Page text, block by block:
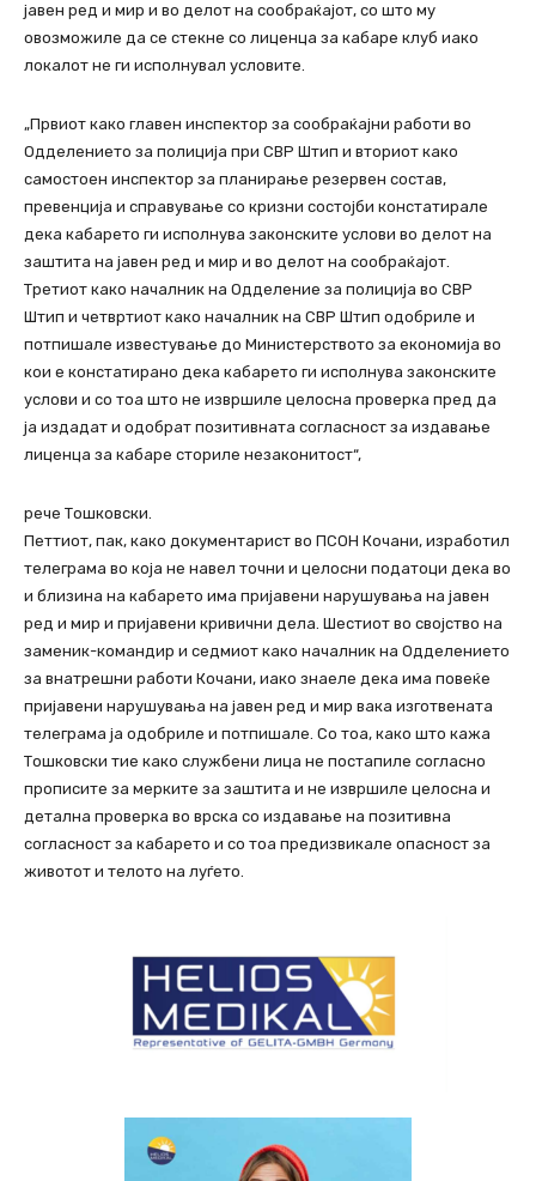
јавен ред и мир и во делот на сообраќајот, со што му
овозможиле да се стекне со лиценца за кабаре клуб иако
локалот не ги исполнувал условите.
„Првиот како главен инспектор за сообраќајни работи во
Одделението за полиција при СВР Штип и вториот како
самостоен инспектор за планирање резервен состав,
превенција и справување со кризни состојби констатирале
дека кабарето ги исполнува законските услови во делот на
заштита на јавен ред и мир и во делот на сообраќајот.
Третиот како началник на Одделение за полиција во СВР
Штип и четвртиот како началник на СВР Штип одобриле и
потпишале известување до Министерството за економија во
кои е констатирано дека кабарето ги исполнува законските
услови и со тоа што не извршиле целосна проверка пред да
ја издадат и одобрат позитивната согласност за издавање
лиценца за кабаре сториле незаконитост“,
рече Тошковски.
Петтиот, пак, како документарист во ПСОН Кочани, изработил
телеграма во која не навел точни и целосни податоци дека во
и близина на кабарето има пријавени нарушувања на јавен
ред и мир и пријавени кривични дела. Шестиот во својство на
заменик-командир и седмиот како началник на Одделението
за внатрешни работи Кочани, иако знаеле дека има повеќе
пријавени нарушувања на јавен ред и мир вака изготвената
телеграма ја одобриле и потпишале. Со тоа, како што кажа
Тошковски тие како службени лица не постапиле согласно
прописите за мерките за заштита и не извршиле целосна и
детална проверка во врска со издавање на позитивна
согласност за кабарето и со тоа предизвикале опасност за
животот и телото на луѓето.